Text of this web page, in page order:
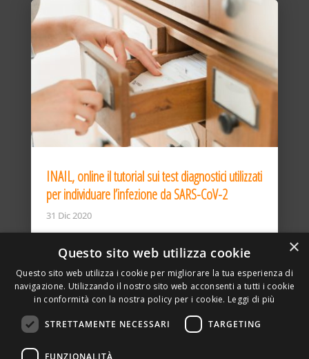
INAIL, online il tutorial sui test diagnostici utilizzati
per individuare l’infezione da SARS-CoV-2
31 Dic 2020
×
Questo sito web utilizza cookie
Questo sito web utilizza i cookie per migliorare la tua esperienza di
navigazione. Utilizzando il nostro sito web acconsenti a tutti i cookie
in conformità con la nostra policy per i cookie. Leggi di più
STRETTAMENTE NECESSARI TARGETING
FUNZIONALITÀ